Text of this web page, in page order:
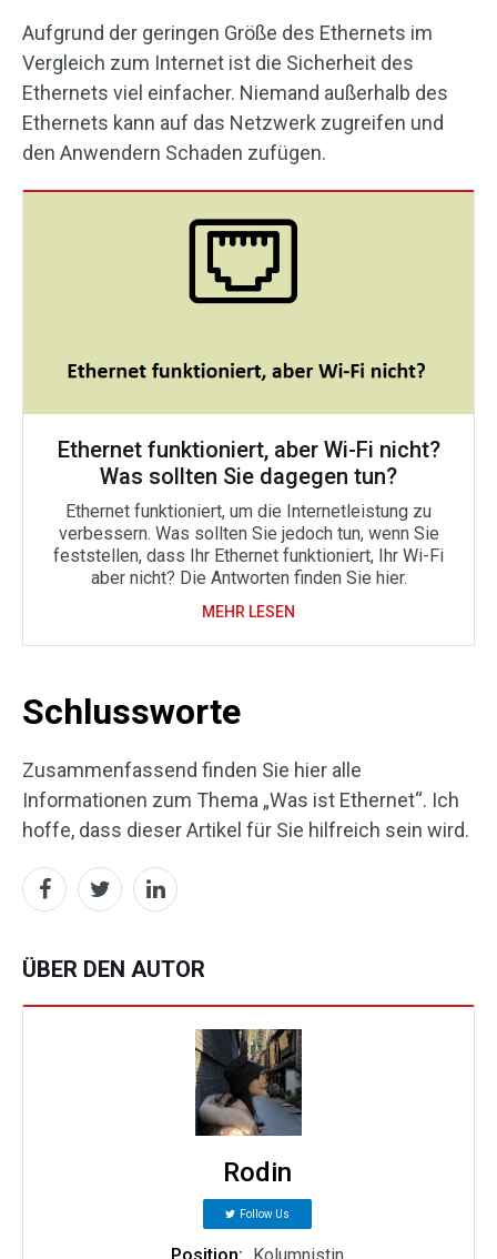
Aufgrund der geringen Größe des Ethernets im
Vergleich zum Internet ist die Sicherheit des
Ethernets viel einfacher. Niemand außerhalb des
Ethernets kann auf das Netzwerk zugreifen und
den Anwendern Schaden zufügen.
Ethernet funktioniert, aber Wi-Fi nicht?
Was sollten Sie dagegen tun?
Ethernet funktioniert, um die Internetleistung zu
verbessern. Was sollten Sie jedoch tun, wenn Sie
feststellen, dass Ihr Ethernet funktioniert, Ihr Wi-Fi
aber nicht? Die Antworten finden Sie hier.
MEHR LESEN
Schlussworte
Zusammenfassend finden Sie hier alle
Informationen zum Thema „Was ist Ethernet“. Ich
hoffe, dass dieser Artikel für Sie hilfreich sein wird.
ÜBER DEN AUTOR
Rodin
Follow Us